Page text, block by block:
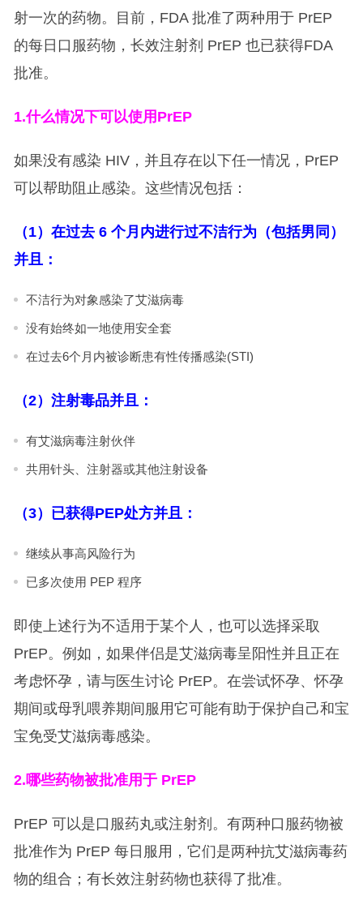
射一次的药物。目前，FDA 批准了两种用于 PrEP
的每日口服药物，长效注射剂 PrEP 也已获得FDA
批准。
1.什么情况下可以使用PrEP
如果没有感染 HIV，并且存在以下任一情况，PrEP
可以帮助阻止感染。这些情况包括：
（1）在过去 6 个月内进行过不洁行为（包括男同）
并且：
不洁行为对象感染了艾滋病毒
没有始终如一地使用安全套
在过去6个月内被诊断患有性传播感染(STI)
（2）注射毒品并且：
有艾滋病毒注射伙伴
共用针头、注射器或其他注射设备
（3）已获得PEP处方并且：
继续从事高风险行为
已多次使用 PEP 程序
即使上述行为不适用于某个人，也可以选择采取
PrEP。例如，如果伴侣是艾滋病毒呈阳性并且正在
考虑怀孕，请与医生讨论 PrEP。在尝试怀孕、怀孕
期间或母乳喂养期间服用它可能有助于保护自己和宝
宝免受艾滋病毒感染。
2.哪些药物被批准用于 PrEP
PrEP 可以是口服药丸或注射剂。有两种口服药物被
批准作为 PrEP 每日服用，它们是两种抗艾滋病毒药
物的组合；有长效注射药物也获得了批准。